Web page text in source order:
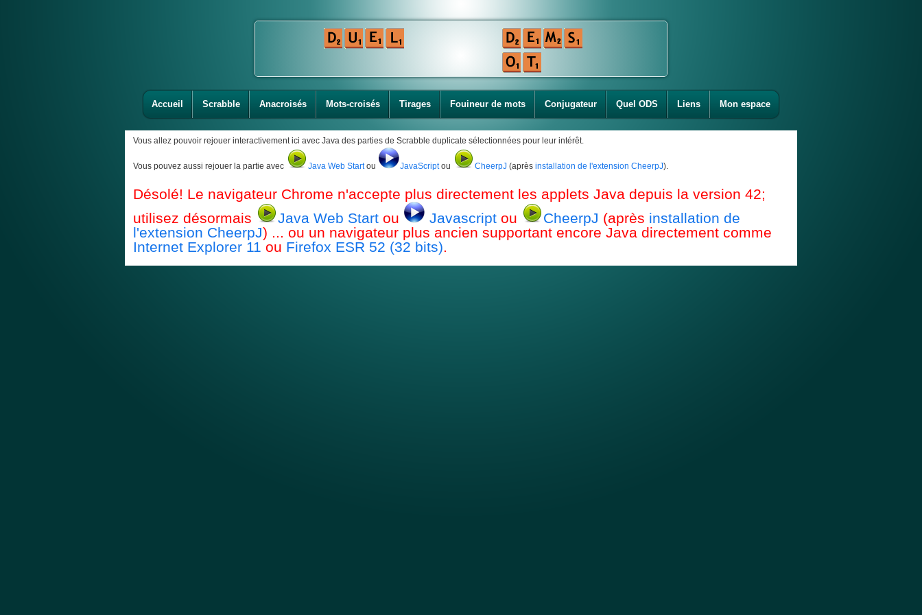
Accueil Scrabble Anacroisés Mots-croisés Tirages Fouineur de mots Conjugateur Quel ODS Liens Mon espace
Vous allez pouvoir rejouer interactivement ici avec Java des parties de Scrabble duplicate sélectionnées pour leur intérêt.
Vous pouvez aussi rejouer la partie avec Java Web Startou JavaScriptou CheerpJ (après installation de l'extension CheerpJ).
Désolé! Le navigateur Chrome n'accepte plus directement les applets Java depuis la version 42;
utilisez désormais
Java Web Start ou Javascript ou CheerpJ (après installation de
l'extension CheerpJ) ... ou un navigateur plus ancien supportant encore Java directement comme
Internet Explorer 11 ou Firefox ESR 52 (32 bits).